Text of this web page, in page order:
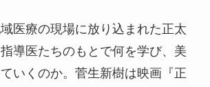
医療の現場に放り込まれた正太
導医たちのもとで何を学び、美
いくのか。菅生新樹は映画『正